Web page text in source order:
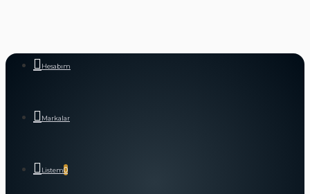
Hesabım
Markalar
Listem0